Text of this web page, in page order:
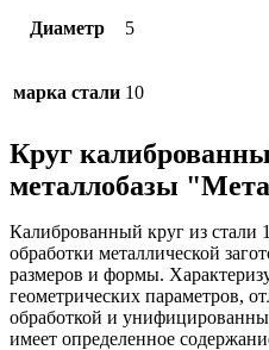
Диаметр 5
марка стали 10
Круг
металлобазы
Калиброванный круг из стали
обработки металлической
размеров и формы.
геометрических параметров,
обработкой и
имеет определенное